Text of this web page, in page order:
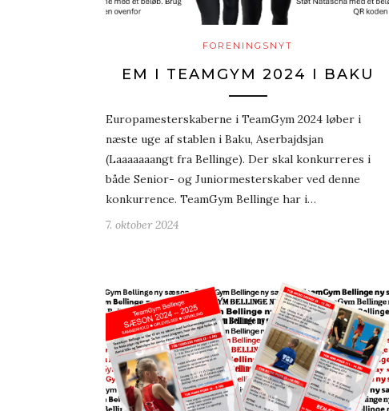
FORENINGSNYT
EM I TEAMGYM 2024 I BAKU
Europamesterskaberne i TeamGym 2024 løber i
næste uge af stablen i Baku, Aserbajdsjan
(Laaaaaaangt fra Bellinge). Der skal konkurreres i
både Senior- og Juniormesterskaber ved denne
konkurrence. TeamGym Bellinge har i…
7. oktober 2024